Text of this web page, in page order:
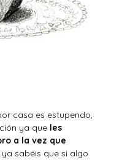
casa es estupendo,
ya que les
a la vez que
ya sabéis que si algo